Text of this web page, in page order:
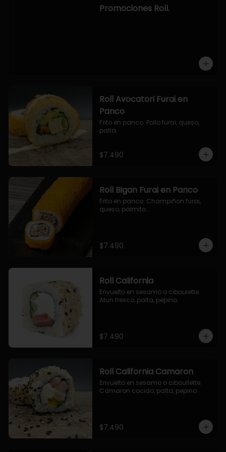
OPCION2:
- salmon, queso, palta, envuelto en
Promociones Roll.
Roll Avocatori Furai en
Panco
Frito en panco. Pollo furai, queso,
palta.
$7.490
Roll Bigan Furai en Panco
Frito en panco. Champiñon furai,
queso, palmito.
$7.490
Roll California
Envuelto en sesamo o ciboulette.
Atun fresco, palta, pepino.
$7.490
Roll California Camaron
Envuelto en sesamo o ciboullette.
Camaron cocido, palta, pepino.
$7.490